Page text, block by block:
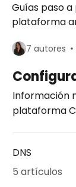
Guías paso
plataforma
7 autores
Información
plataforma
DNS
5 artículos